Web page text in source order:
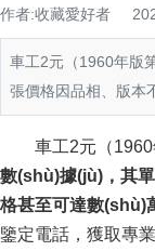
作者:收藏愛好者
車工2元（1960年版
張價格因品相、版本不
車工2元（1960
數(shù)據(jù)，其單
格甚至可達數(shù)
鑒定電話，獲取專